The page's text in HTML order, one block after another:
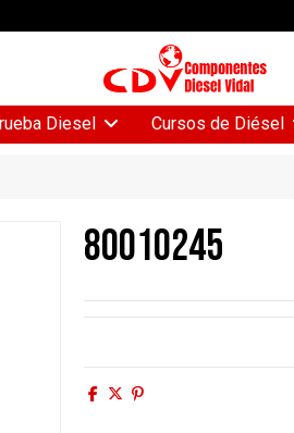
Diesel Cursos de Diésel
80010245